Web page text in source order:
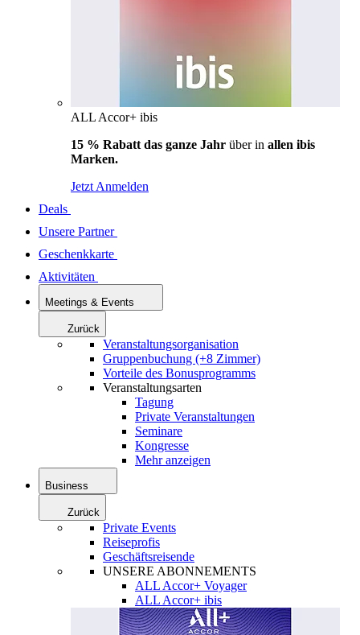
ALL Accor+ ibis
15 % Rabatt das ganze Jahr über in allen ibis
Marken.
Jetzt Anmelden
Deals
Unsere Partner
Geschenkkarte
Aktivitäten
Meetings & Events
Zurück
Veranstaltungsorganisation
Gruppenbuchung (+8 Zimmer)
Vorteile des Bonusprogramms
Veranstaltungsarten
Tagung
Private Veranstaltungen
Seminare
Kongresse
Mehr anzeigen
Business
Zurück
Private Events
Reiseprofis
Geschäftsreisende
UNSERE ABONNEMENTS
ALL Accor+ Voyager
ALL Accor+ ibis